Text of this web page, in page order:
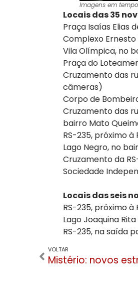
Imagens em
Locais das 35
Praça Isaías Elias
Complexo
Vila Olímpica, no
Praça do
Cruzamento das
câmeras)
Corpo de
Cruzamento das
bairro Mato
RS-235, próximo
Lago Negro, no
Cruzamento da
Sociedade
Locais das seis
RS-235, próximo
Lago Joaquina
RS-235, na saída
VOLTAR